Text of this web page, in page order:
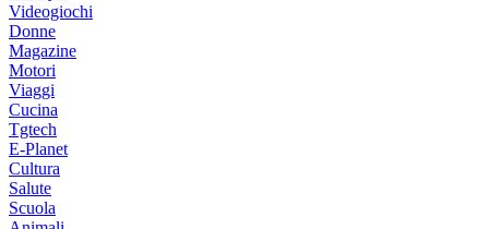
Videogiochi
Donne
Magazine
Motori
Viaggi
Cucina
Tgtech
E-Planet
Cultura
Salute
Scuola